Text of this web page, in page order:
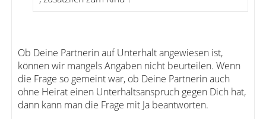
Ob Deine Partnerin auf Unterhalt angewiesen ist,
können wir mangels Angaben nicht beurteilen. Wenn
die Frage so gemeint war, ob Deine Partnerin auch
ohne Heirat einen Unterhaltsanspruch gegen Dich hat,
dann kann man die Frage mit Ja beantworten.